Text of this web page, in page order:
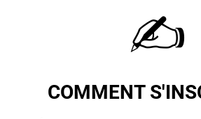
️✍️
COMMENT